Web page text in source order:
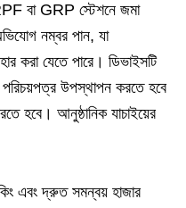
বা GRP স্টেশনে জমা
নম্বর পান, যা
করা যেতে পারে। ডিভাইসটি
উপস্থাপন করতে হবে
হবে। আনুষ্ঠানিক যাচাইয়ের
এবং দ্রুত সমন্বয় হাজার